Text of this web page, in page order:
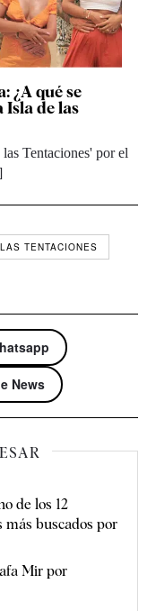
¿A qué se
Isla de las
Tentaciones' por el
TENTACIONES
News
de los 12
más buscados por
Mir por